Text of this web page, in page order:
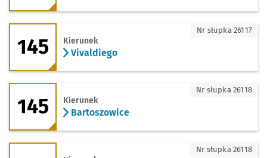
145 - kierunek Vivaldiego
145 Kierunek
Vivaldiego
Nr słupka 26117
145 - kierunek Bartoszowice
145 Kierunek
Bartoszowice
Nr słupka 26118
145 - kierunek Zajezdnia Obornicka
Nr słupka 26118